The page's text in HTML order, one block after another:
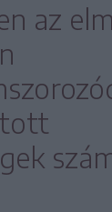
az